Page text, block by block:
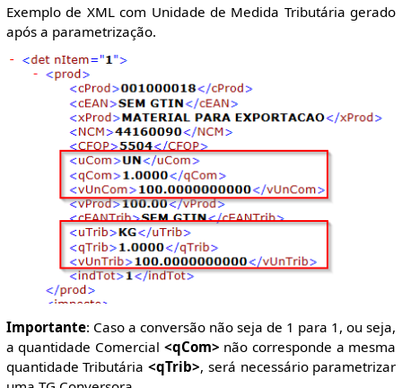
Exemplo de XML com Unidade de Medida Tributária gerado
após a parametrização.
Importante: Caso a conversão não seja de 1 para 1, ou seja,
a quantidade Comercial <qCom> não corresponde a mesma
quantidade Tributária<qTrib>, será necessário parametrizar